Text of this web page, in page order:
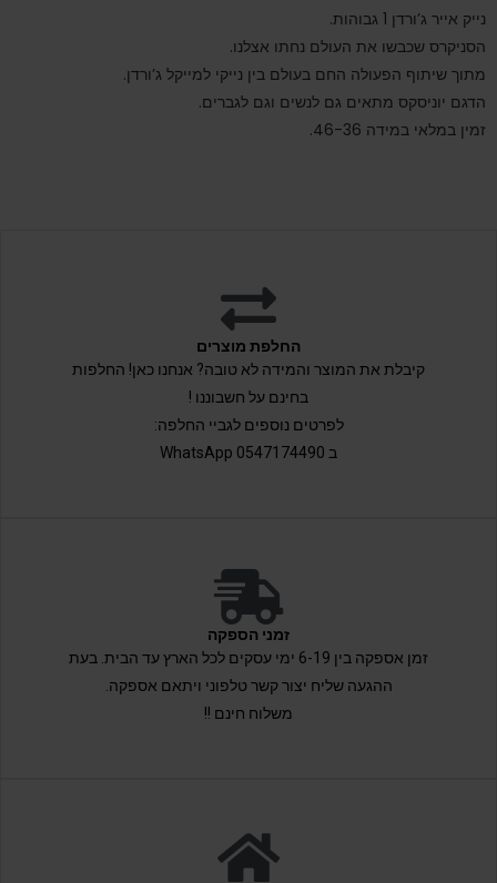
נייק אייר ג’ורדן 1 גבוהות.
הסניקרס שכבשו את העולם נחתו אצלנו.
מתוך שיתוף הפעולה החם בעולם בין נייקי למייקל ג’ורדן.
הדגם יוניסקס מתאים גם לנשים וגם לגברים.
זמין במלאי במידה 46-36.
החלפת מוצרים
קיבלת את המוצר והמידה לא טובה? אנחנו כאן! החלפות
בחינם על חשבוננו !
לפרטים נוספים לגביי החלפה:
ב 0547174490 WhatsApp
זמני הספקה
זמן אספקה בין 6-19 ימי עסקים לכל הארץ עד הבית. בעת
ההגעה שליח יצור קשר טלפוני ויתאם אספקה.
משלוח חינם !!